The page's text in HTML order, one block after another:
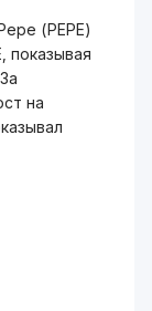
(PEPE)
показывая
на